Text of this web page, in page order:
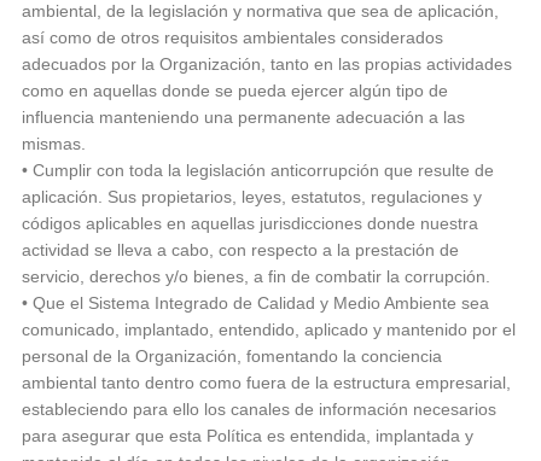
ambiental, de la legislación y normativa que sea de aplicación,
así como de otros requisitos ambientales considerados
adecuados por la Organización, tanto en las propias actividades
como en aquellas donde se pueda ejercer algún tipo de
influencia manteniendo una permanente adecuación a las
mismas.
• Cumplir con toda la legislación anticorrupción que resulte de
aplicación. Sus propietarios, leyes, estatutos, regulaciones y
códigos aplicables en aquellas jurisdicciones donde nuestra
actividad se lleva a cabo, con respecto a la prestación de
servicio, derechos y/o bienes, a fin de combatir la corrupción.
• Que el Sistema Integrado de Calidad y Medio Ambiente sea
comunicado, implantado, entendido, aplicado y mantenido por el
personal de la Organización, fomentando la conciencia
ambiental tanto dentro como fuera de la estructura empresarial,
estableciendo para ello los canales de información necesarios
para asegurar que esta Política es entendida, implantada y